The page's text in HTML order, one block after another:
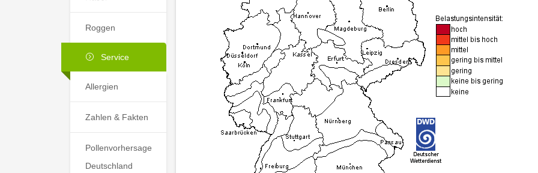
Roggen
Service
Allergien
Zahlen & Fakten
Pollenvorhersage
Deutschland